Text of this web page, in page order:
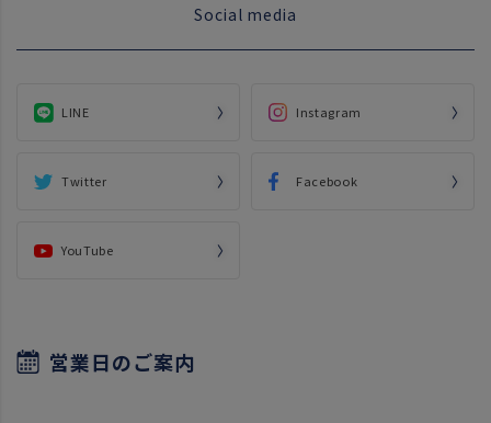
Social media
LINE Instagram
Twitter Facebook
YouTube
営業日のご案内